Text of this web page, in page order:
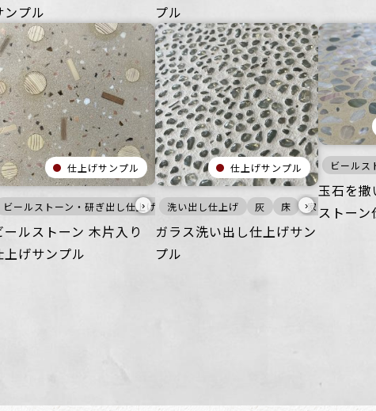
ンプル
プル
宿泊施設 ビル・マンション 公共空間 その他
ざらざら 住空間 商業空間 宿泊施設 ビル・マンション 公共空間
仕上げサンプル
ビールストーン・研ぎ出し仕上げ 暖色 壁 床 家具・什器 つるつる
›
ールストーン 木片入り
上げサンプル
仕上げサンプル
洗い出し仕上げ 灰 床 家具・什器
›
ガラス洗い出し仕上げサン
プル
ビールス
玉石を撒
ストー